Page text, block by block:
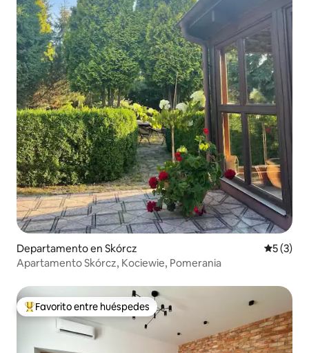
Departamento en Skórcz
5 (3)
Apartamento Skórcz, Kociewie, Pomerania
De los mejores en Favorito entre huéspedes
Favorito entre huéspedes